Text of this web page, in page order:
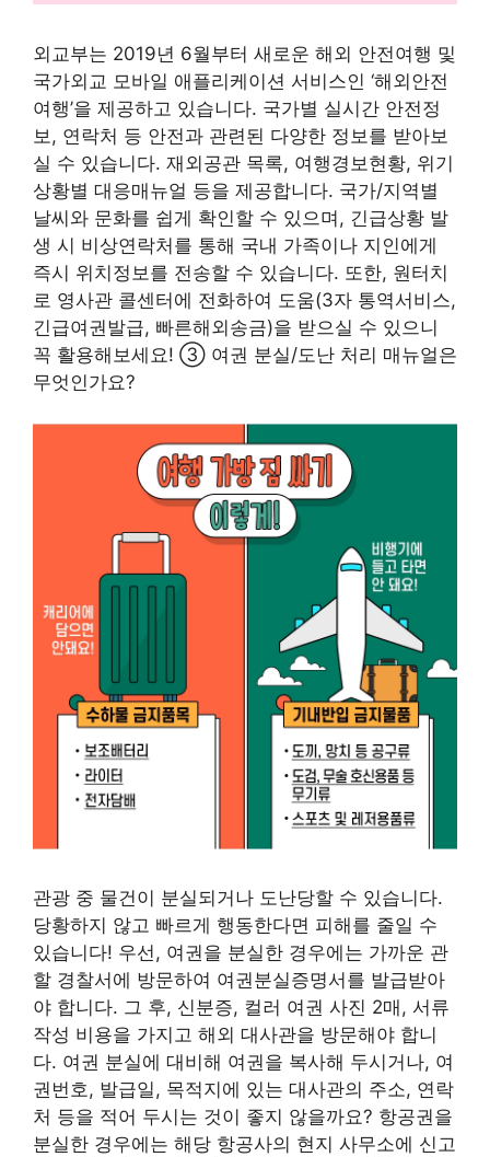
외교부는 2019년 6월부터 새로운 해외 안전여행 및
국가외교 모바일 애플리케이션 서비스인 ‘해외안전
여행’을 제공하고 있습니다. 국가별 실시간 안전정
보, 연락처 등 안전과 관련된 다양한 정보를 받아보
실 수 있습니다. 재외공관 목록, 여행경보현황, 위기
상황별 대응매뉴얼 등을 제공합니다. 국가/지역별
날씨와 문화를 쉽게 확인할 수 있으며, 긴급상황 발
생 시 비상연락처를 통해 국내 가족이나 지인에게
즉시 위치정보를 전송할 수 있습니다. 또한, 원터치
로 영사관 콜센터에 전화하여 도움(3자 통역서비스,
긴급여권발급, 빠른해외송금)을 받으실 수 있으니
꼭 활용해보세요! ③ 여권 분실/도난 처리 매뉴얼은
무엇인가요?
관광 중 물건이 분실되거나 도난당할 수 있습니다.
당황하지 않고 빠르게 행동한다면 피해를 줄일 수
있습니다! 우선, 여권을 분실한 경우에는 가까운 관
할 경찰서에 방문하여 여권분실증명서를 발급받아
야 합니다. 그 후, 신분증, 컬러 여권 사진 2매, 서류
작성 비용을 가지고 해외 대사관을 방문해야 합니
다. 여권 분실에 대비해 여권을 복사해 두시거나, 여
권번호, 발급일, 목적지에 있는 대사관의 주소, 연락
처 등을 적어 두시는 것이 좋지 않을까요? 항공권을
분실한 경우에는 해당 항공사의 현지 사무소에 신고